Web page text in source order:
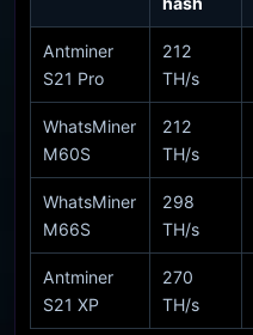
Antminer
S21 Pro
212
TH/s
WhatsMiner
M60S
212
TH/s
WhatsMiner
M66S
298
TH/s
Antminer
S21 XP
270
TH/s